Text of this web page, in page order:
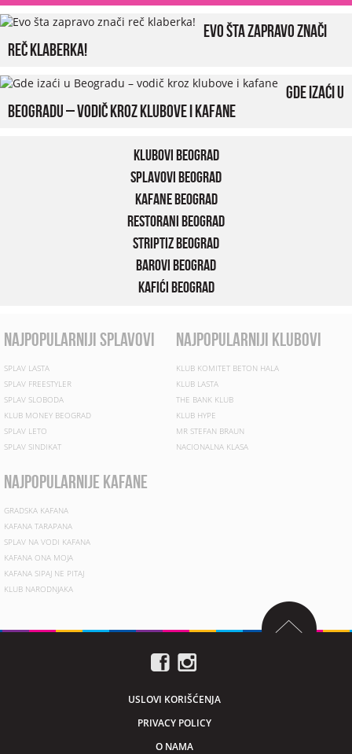
Evo šta zapravo znači
reč klaberka!
Gde izaći u
Beogradu – vodič kroz klubove i kafane
Klubovi Beograd
Splavovi Beograd
Kafane Beograd
Restorani Beograd
Striptiz Beograd
Barovi Beograd
Kafići Beograd
najpopularniji splavovi
SPLAV LASTA
SPLAV FREESTYLER
SPLAV SLOBODA
KLUB MONEY BEOGRAD
SPLAV LETO
SPLAV SINDIKAT
najpopularniji klubovi
KLUB KOMITET BETON HALA
KLUB LASTA
THE BANK KLUB
KLUB HYPE
MR STEFAN BRAUN
NACIONALNA KLASA
najpopularnije kafane
GRADSKA KAFANA
KAFANA TARAPANA
SPLAV NA VODI KAFANA
KAFANA ONA MOJA
KAFANA SIPAJ NE PITAJ
KLUB NARODNJAKA
USLOVI KORIŠĆENJA
PRIVACY POLICY
O NAMA